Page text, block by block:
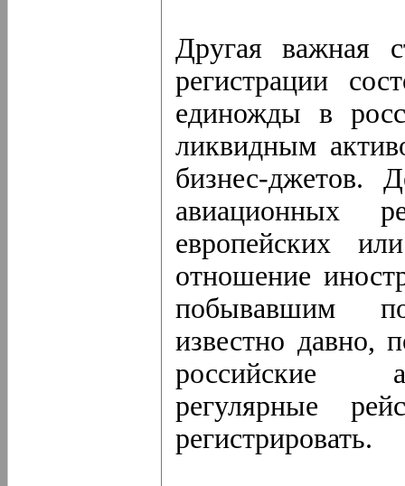
Другая важная
регистрации
единожды в
ликвидным
бизнес-джетов.
авиационных
европейских
отношение
побывавшим
известно давно,
российские
регулярные
регистрировать.